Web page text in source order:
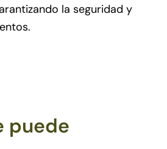
la seguridad y
puede